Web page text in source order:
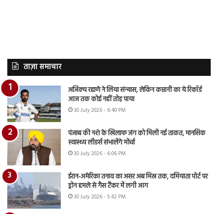
ताज़ा समाचार
अजिंक्य रहाणे ने लिया संन्यास, लेकिन कप्तानी का ये रिकॉर्ड
आज तक कोई नहीं तोड़ पाया
30 July 2026 - 6:40 PM
पंजाब की नशे के खिलाफ जंग को मिली नई ताकत, मानसिक
स्वास्थ्य लीडर्स संभालेंगे मोर्चा
30 July 2026 - 6:06 PM
ईरान-अमेरिका तनाव का असर अब मिस्र तक, दमियाता पोर्ट पर
ड्रोन हमले से गैस टैंकर में लगी आग
30 July 2026 - 5:42 PM